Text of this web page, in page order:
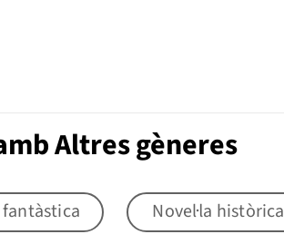
Altres gèneres
fantàstica Novel·la històrica